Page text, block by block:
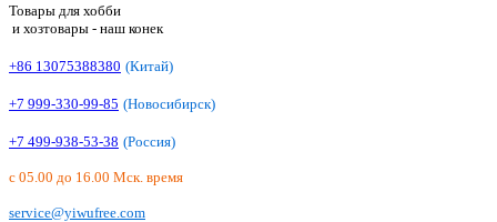
Товары для хобби
и хозтовары - наш конек
+86 13075388380 (Китай)
+7 999-330-99-85 (Новосибирск)
+7 499-938-53-38 (Россия)
с 05.00 до 16.00 Мск. время
service@yiwufree.com